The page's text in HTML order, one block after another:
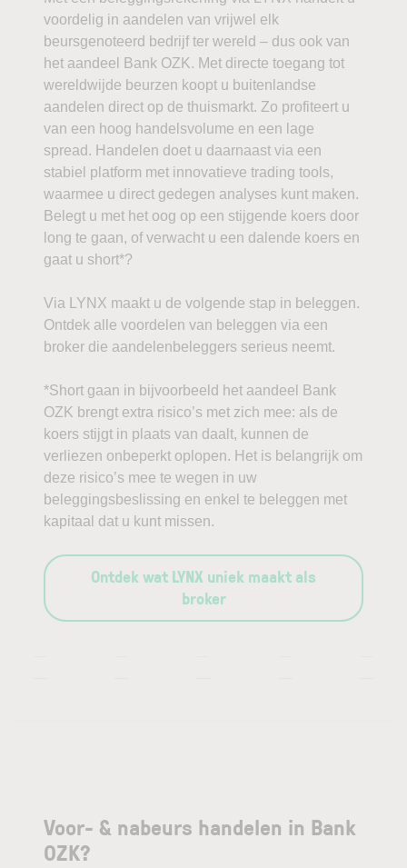
voordelig in aandelen van vrijwel elk
beursgenoteerd bedrijf ter wereld – dus ook van
het aandeel Bank OZK. Met directe toegang tot
wereldwijde beurzen koopt u buitenlandse
aandelen direct op de thuismarkt. Zo profiteert u
van een hoog handelsvolume en een lage
spread. Handelen doet u daarnaast via een
stabiel platform met innovatieve trading tools,
waarmee u direct gedegen analyses kunt maken.
Belegt u met het oog op een stijgende koers door
long te gaan, of verwacht u een dalende koers en
gaat u short*?
Via LYNX maakt u de volgende stap in beleggen.
Ontdek alle voordelen van beleggen via een
broker die aandelenbeleggers serieus neemt.
*Short gaan in bijvoorbeeld het aandeel Bank
OZK brengt extra risico’s met zich mee: als de
koers stijgt in plaats van daalt, kunnen de
verliezen onbeperkt oplopen. Het is belangrijk om
deze risico’s mee te wegen in uw
beleggingsbeslissing en enkel te beleggen met
kapitaal dat u kunt missen.
Ontdek wat LYNX uniek maakt als
broker
Voor- & nabeurs handelen in Bank
OZK?